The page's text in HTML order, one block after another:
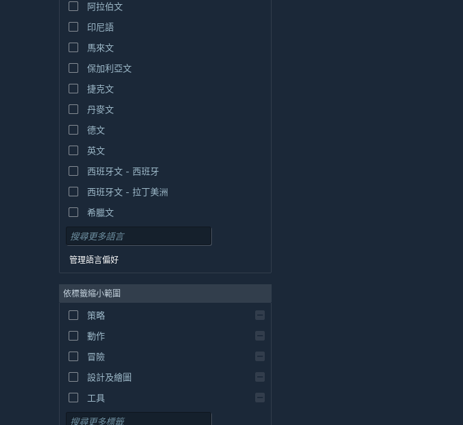
阿拉伯文
印尼語
馬來文
保加利亞文
捷克文
丹麥文
德文
英文
西班牙文 - 西班牙
西班牙文 - 拉丁美洲
希臘文
管理語言偏好
依標籤縮小範圍
策略
動作
冒險
設計及繪圖
工具
免費遊玩